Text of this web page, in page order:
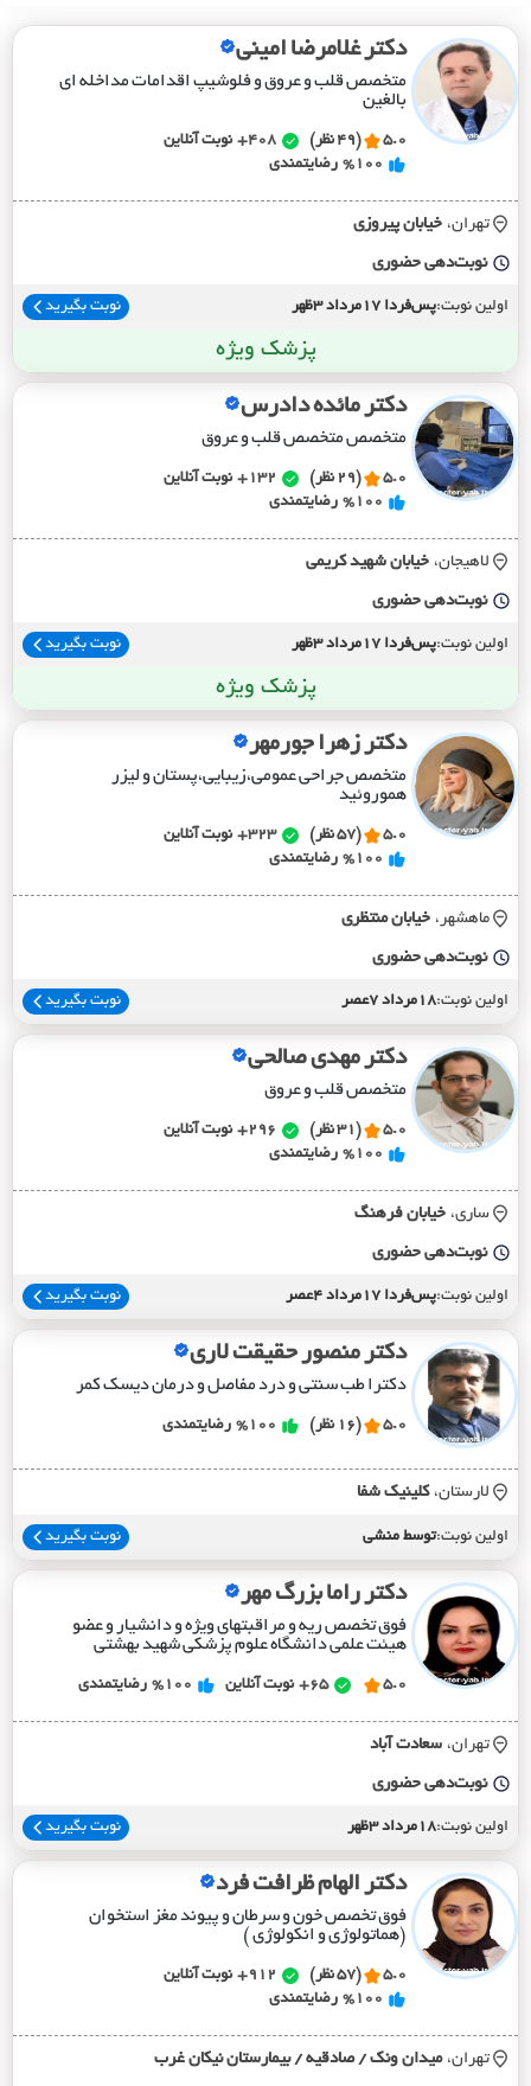
دکتر غلامرضا امینی
متخصص قلب و عروق و فلوشیپ اقدامات مداخله ای
بالغین
5.0 (49 نظر) 408+
نوبت آنلاین
%100 رضایتمندی
تهران، خيابان پيروزي
نوبت‌دهی حضوری
اولین نوبت:پس‌فردا 17مرداد 3ظهر نوبت بگیرید
پزشک ویژه
دکتر مائده دادرس
متخصص متخصص قلب و عروق
5.0 (29 نظر) 132+
نوبت آنلاین
%100 رضایتمندی
لاهیجان، خيابان شهيد کريمي
نوبت‌دهی حضوری
اولین نوبت:پس‌فردا 17مرداد 3ظهر نوبت بگیرید
پزشک ویژه
دکتر زهرا جورمهر
متخصص جراحی عمومی،زیبایی،پستان و لیزر
هموروئید
5.0 (57 نظر) 323+
نوبت آنلاین
%100 رضایتمندی
ماهشهر، خيابان منتظري
نوبت‌دهی حضوری
اولین نوبت:18مرداد 7عصر نوبت بگیرید
دکتر مهدی صالحی
متخصص قلب و عروق
5.0 (31 نظر) 296+
نوبت آنلاین
%100 رضایتمندی
ساری، خيابان فرهنگ
نوبت‌دهی حضوری
اولین نوبت:پس‌فردا 17مرداد 4عصر نوبت بگیرید
دکتر منصور حقیقت لاری
دکترا طب سنتی و درد مفاصل و درمان دیسک کمر
5.0 (16 نظر) %100 رضایتمندی
لارستان، کلينيک شفا
اولین نوبت:توسط منشی نوبت بگیرید
دکتر راما بزرگ مهر
فوق تخصص ریه و مراقبتهای ویژه و دانشیار و عضو
هیئت علمی دانشگاه علوم پزشکی شهید بهشتی
5.0
65+ نوبت آنلاین %100 رضایتمندی
تهران، سعادت آباد
نوبت‌دهی حضوری
اولین نوبت:18مرداد 3ظهر نوبت بگیرید
دکتر الهام ظرافت فرد
فوق تخصص خون و سرطان و پیوند مغز استخوان
(هماتولوژی و انکولوژی )
5.0 (57 نظر) 912+
نوبت آنلاین
%100 رضایتمندی
تهران، ميدان ونک / صادقيه / بيمارستان نيکان غرب